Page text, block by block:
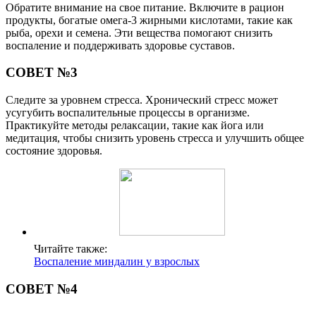
Обратите внимание на свое питание. Включите в рацион
продукты, богатые омега-3 жирными кислотами, такие как
рыба, орехи и семена. Эти вещества помогают снизить
воспаление и поддерживать здоровье суставов.
СОВЕТ №3
Следите за уровнем стресса. Хронический стресс может
усугубить воспалительные процессы в организме.
Практикуйте методы релаксации, такие как йога или
медитация, чтобы снизить уровень стресса и улучшить общее
состояние здоровья.
Читайте также:
Воспаление миндалин у взрослых
СОВЕТ №4